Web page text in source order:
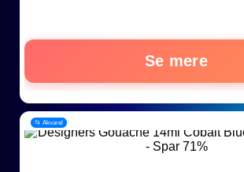
Se mere
📂 Akvarel